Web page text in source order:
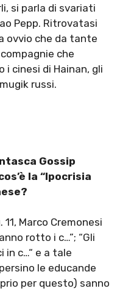
si parla di svariati
Pepp. Ritrovatasi
ovvio che da tante
che
i cinesi di Hainan, gli
russi.
Gossip
la “Ipocrisia
11, Marco Cremonesi
rotto i c…”; “Gli
in c…“ e a tale
le educande
per questo) sanno